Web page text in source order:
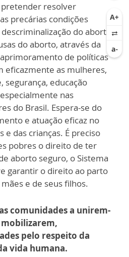
pretender resolver
precárias condições
do aborto.
do aborto, através da
de políticas
eficazmente as mulheres,
segurança, educação
nas
do Brasil. Espera-se do
e atuação eficaz no
e das crianças. É preciso
pobres o direito de ter
aborto seguro, o Sistema
garantir o direito ao parto
e de seus filhos.
comunidades a unirem-
mobilizarem,
pelo respeito da
vida humana.